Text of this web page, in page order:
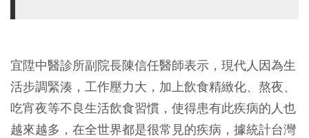
宜陞中醫診所副院長陳信任醫師表示，現代人因為生
活步調緊湊，工作壓力大，加上飲食精緻化、熬夜、
吃宵夜等不良生活飲食習慣，使得患有此疾病的人也
越來越多，在全世界都是很常見的疾病，據統計台灣